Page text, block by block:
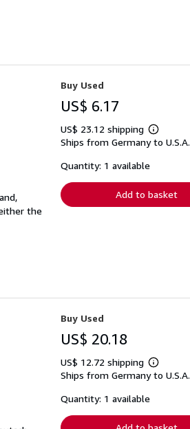
the
Buy Used
US$ 6.17
US$ 23.12 shipping
Learn
more
Ships from Germany to U.S.A.
Quantity: 1 available
Add to basket
Buy Used
US$ 20.18
US$ 12.72 shipping
Learn
more
Ships from Germany to U.S.A.
Quantity: 1 available